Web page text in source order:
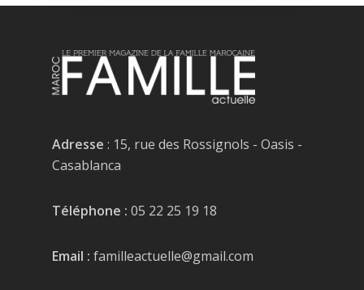
Adresse : 15, rue des Rossignols - Oasis -
Casablanca
Téléphone : 05 22 25 19 18
Email : familleactuelle@gmail.com